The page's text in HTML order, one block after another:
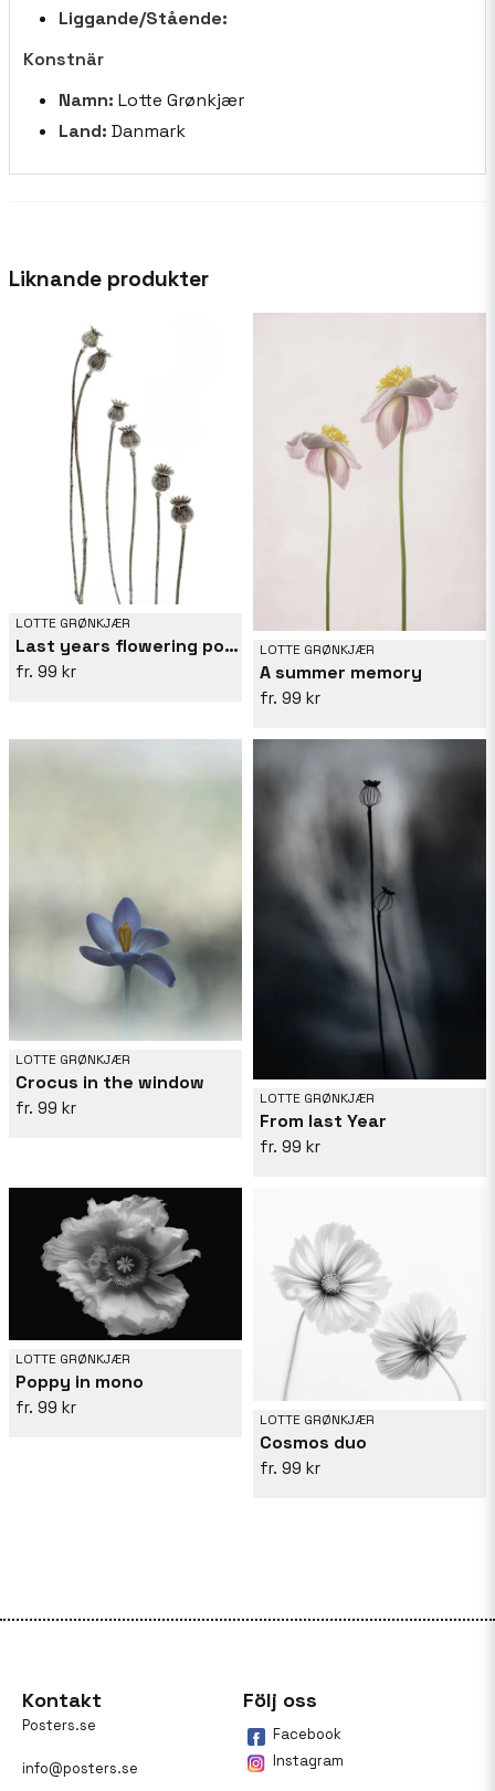
Liggande/Stående:
Konstnär
Namn: Lotte Grønkjær
Land: Danmark
Liknande produkter
LOTTE GRØNKJÆR
Last years flowering poppies
99 kr
LOTTE GRØNKJÆR
A summer memory
99 kr
LOTTE GRØNKJÆR
Crocus in the window
99 kr LOTTE GRØNKJÆR
From last Year
99 kr
LOTTE GRØNKJÆR
Poppy in mono
99 kr
LOTTE GRØNKJÆR
Cosmos duo
99 kr
Kontakt
Posters.se
info@posters.se
Följ oss
Facebook
Instagram